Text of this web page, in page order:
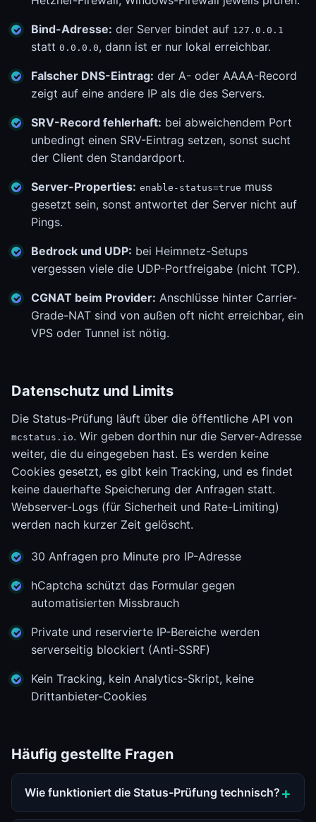
Bind-Adresse: der Server bindet auf 127.0.0.1
statt 0.0.0.0, dann ist er nur lokal erreichbar.
Falscher DNS-Eintrag: der A- oder AAAA-Record
zeigt auf eine andere IP als die des Servers.
SRV-Record fehlerhaft: bei abweichendem Port
unbedingt einen SRV-Eintrag setzen, sonst sucht
der Client den Standardport.
Server-Properties: enable-status=true muss
gesetzt sein, sonst antwortet der Server nicht auf
Pings.
Bedrock und UDP: bei Heimnetz-Setups
vergessen viele die UDP-Portfreigabe (nicht TCP).
CGNAT beim Provider: Anschlüsse hinter Carrier-
Grade-NAT sind von außen oft nicht erreichbar, ein
VPS oder Tunnel ist nötig.
Datenschutz und Limits
Die Status-Prüfung läuft über die öffentliche API von
mcstatus.io. Wir geben dorthin nur die Server-Adresse
weiter, die du eingegeben hast. Es werden keine
Cookies gesetzt, es gibt kein Tracking, und es findet
keine dauerhafte Speicherung der Anfragen statt.
Webserver-Logs (für Sicherheit und Rate-Limiting)
werden nach kurzer Zeit gelöscht.
30 Anfragen pro Minute pro IP-Adresse
hCaptcha schützt das Formular gegen
automatisierten Missbrauch
Private und reservierte IP-Bereiche werden
serverseitig blockiert (Anti-SSRF)
Kein Tracking, kein Analytics-Skript, keine
Drittanbieter-Cookies
Häufig gestellte Fragen
Wie funktioniert die Status-Prüfung technisch?